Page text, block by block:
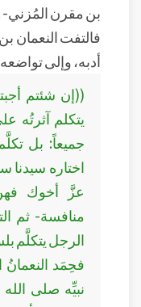
بن مقرن المُزني-
فالتفت النعمان
أدبه، وإلى
((إن شئتم
يتكلم آثرتُه
جميعاً: بل
اختاره سيدنا
عزَّ أخوك
منافسة- ثم
الرجل يتكلَّم
فحِمَد
نبيِّه صلى